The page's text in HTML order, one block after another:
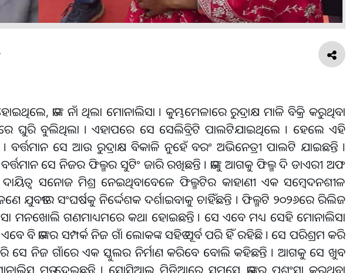
ତାଙ୍କ ନାଁ ଥିଲା ମୋନାଲିସା । କୁମ୍ଭମେଳାରେ ରୁଦ୍ରାକ୍ଷ ମାଳି ବିକ୍ରି କରୁଥିବା
ବୁଲିଥିଲା । ଏହାପରେ ସେ ସେଲିବ୍ରିଟି ପାଲଟିଯାଇଥିଲେ । ହେଲେ ଏହି
ସେ ଆଉ ରୁଦ୍ରାକ୍ଷ ବିକାଳି ନୁହେଁ ବରଂ ଅଭିନେତ୍ରୀ ପାଲଟି ଯାଇଛନ୍ତି ।
ସେ ନିଜର ଫିଲ୍ମର ସୁଟିଂ ଜାରି ରଖିଛନ୍ତି । ତାଙ୍କୁ ଆଗକୁ ଫିଲ୍ମ ଦି ଡାଏରୀ ଅଫ
ସନୋଜ ମିଶ୍ର ନେଇଥିବାବେଳେ ଫିଲ୍ମଟିର କାହାଣୀ ଏକ ସମ୍ବେଦନଶୀଳ
ଯୁବତୀର ସଂଘର୍ଷକୁ ନିର୍ଦ୍ଦେଶକ ଦର୍ଶାଇବାକୁ ଚାହିଁଛନ୍ତି । ଫିଲ୍ମଟି ୨୦୨୬ରେ ରିଲିଜ
ମନଖୋଲି ଗଣମାଧ୍ୟମରେ କଥା ହୋଇଛନ୍ତି । ସେ ଏବେ ମଧ୍ୟ ସେହି ମୋନାଲିସା
ବି ତାଙ୍କର ସମ୍ପର୍କ ନିଜ ଗାଁ ଲୋକଙ୍କ ସହିତ ପୂର୍ବ ପରି ହିଁ ରହିଛି । ସେ ପରିଶ୍ରମ କରି
କରି ସେ ନିଜ ଗାଁରେ ଏକ ସ୍କୁଲର ନିର୍ମାଣ କରିବେ ବୋଲି କହିଛନ୍ତି । ଆଗକୁ ସେ ଖୁବ
ମତ ଦେଇଛନ୍ତି । ସୋସିଆଲ ମିଡିଆରେ ସମସ୍ତେ ତାଙ୍କର ପ୍ରଶଂସା କରୁଥିବା